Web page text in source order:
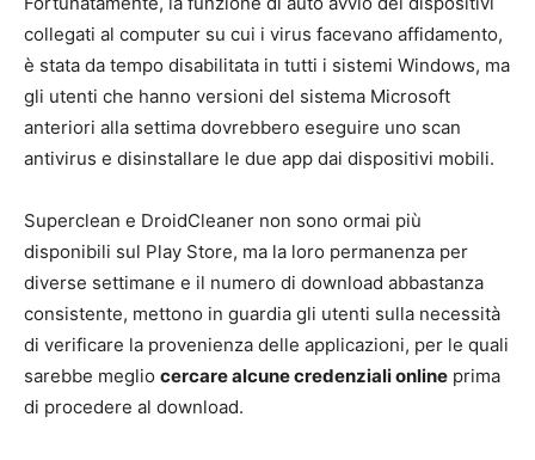
collegati al computer su cui i virus facevano affidamento,
è stata da tempo disabilitata in tutti i sistemi Windows, ma
gli utenti che hanno versioni del sistema Microsoft
anteriori alla settima dovrebbero eseguire uno scan
antivirus e disinstallare le due app dai dispositivi mobili.
Superclean e DroidCleaner non sono ormai più
disponibili sul Play Store, ma la loro permanenza per
diverse settimane e il numero di download abbastanza
consistente, mettono in guardia gli utenti sulla necessità
di verificare la provenienza delle applicazioni, per le quali
sarebbe meglio cercare alcune credenziali online prima
di procedere al download.